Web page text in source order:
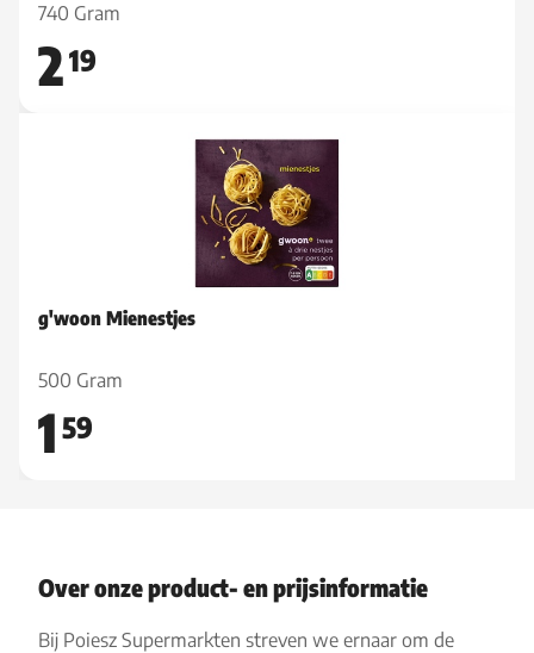
740 Gram
219
g'woon Mienestjes
500 Gram
1 59
Over onze product- en prijsinformatie
Bij Poiesz Supermarkten streven we ernaar om de